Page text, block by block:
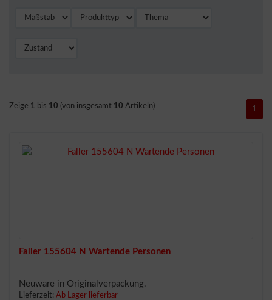
Zeige 1 bis 10 (von insgesamt 10 Artikeln) 1
Faller 155604 N Wartende Personen
Neuware in Originalverpackung.
Lieferzeit: Ab Lager lieferbar